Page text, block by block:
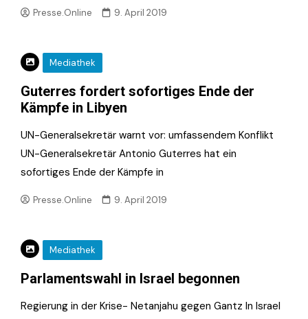
Presse.Online 9. April 2019
Mediathek
Guterres fordert sofortiges Ende der
Kämpfe in Libyen
UN-Generalsekretär warnt vor: umfassendem Konflikt
UN-Generalsekretär Antonio Guterres hat ein
sofortiges Ende der Kämpfe in
Presse.Online 9. April 2019
Mediathek
Parlamentswahl in Israel begonnen
Regierung in der Krise- Netanjahu gegen Gantz In Israel